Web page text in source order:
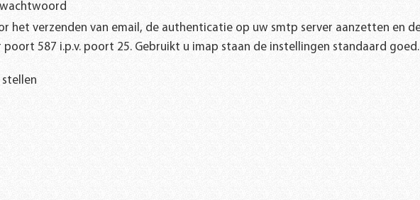
het verzenden van email, de authenticatie op uw smtp server aanzetten en
587 i.p.v. poort 25. Gebruikt u imap staan de instellingen standaard goed.